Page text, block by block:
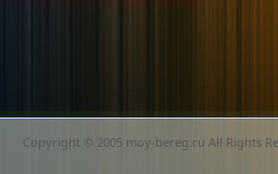
Copyright © 2005 moy-bereg.ru All Rights